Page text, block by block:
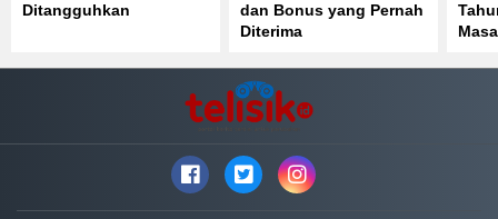
Ditangguhkan
dan Bonus yang Pernah
Diterima